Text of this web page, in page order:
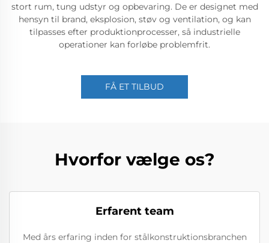
stort rum, tung udstyr og opbevaring. De er designet med
hensyn til brand, eksplosion, støv og ventilation, og kan
tilpasses efter produktionprocesser, så industrielle
operationer kan forløbe problemfrit.
FÅ ET TILBUD
Hvorfor vælge os?
Erfarent team
Med års erfaring inden for stålkonstruktionsbranchen